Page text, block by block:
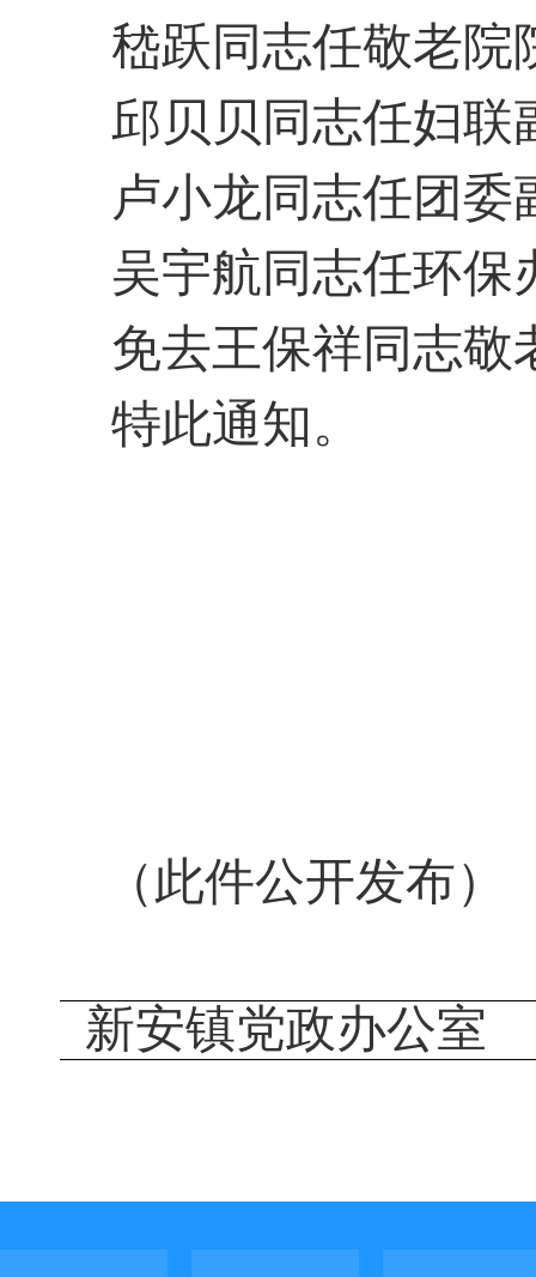
嵇跃同志任敬老院
邱贝贝同志任妇联
卢小龙同志任团
吴宇航同志任环保
免去王保祥同志敬
特此通知。
（此件公开发布）
新安镇党政办公室